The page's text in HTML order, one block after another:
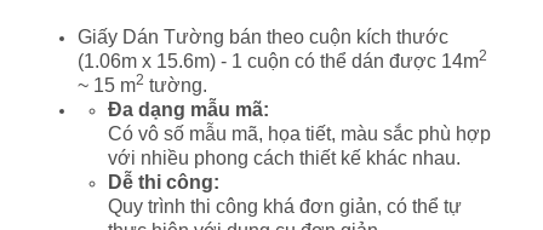
Giấy Dán Tường bán theo cuộn kích thước
(1.06m x 15.6m) - 1 cuộn có thể dán được 14m2
~ 15 m2 tường.
Đa dạng mẫu mã:
Có vô số mẫu mã, họa tiết, màu sắc phù hợp
với nhiều phong cách thiết kế khác nhau.
Dễ thi công:
Quy trình thi công khá đơn giản, có thể tự